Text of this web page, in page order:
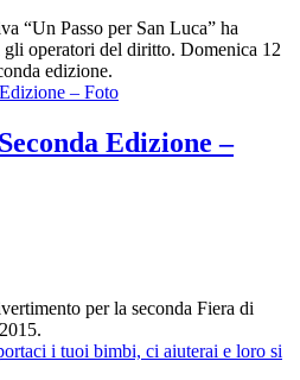
“Un Passo per San Luca” ha
gli operatori del diritto. Domenica 12
edizione.
Edizione –
per la seconda Fiera di